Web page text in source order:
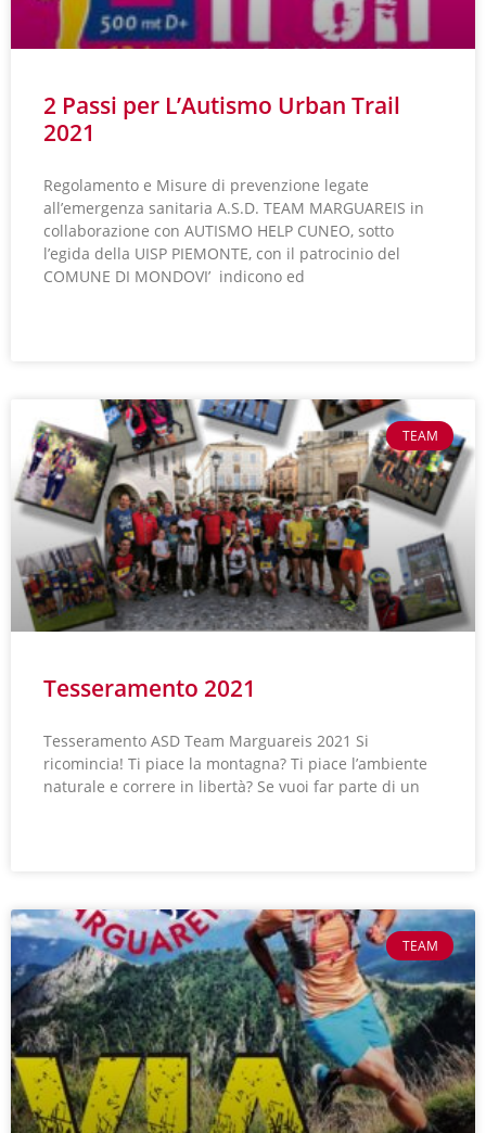
2 Passi per L’Autismo Urban Trail
2021
Regolamento e Misure di prevenzione legate
all’emergenza sanitaria A.S.D. TEAM MARGUAREIS in
collaborazione con AUTISMO HELP CUNEO, sotto
l’egida della UISP PIEMONTE, con il patrocinio del
COMUNE DI MONDOVI’ indicono ed
TEAM
Tesseramento 2021
Tesseramento ASD Team Marguareis 2021 Si
ricomincia! Ti piace la montagna? Ti piace l’ambiente
naturale e correre in libertà? Se vuoi far parte di un
TEAM